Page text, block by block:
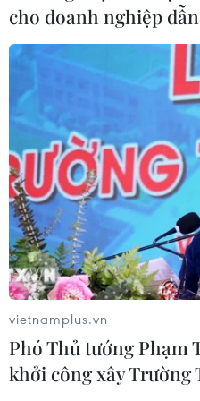
Hà Nội: 'Đánh thức' di sản
mở đường cho sáng tạo
06/08/2026 04:25
Quảng Trị bảo tồn di tích
mạch nước ngầm ở 14
Cồn Tiên
06/08/2026 03:01
Phát động Cuộc thi Sáng
06/08/2026 02:29
cho doanh nghiệp
vietnamplus.vn
Phó Thủ tướng Phạm
khởi công xây Trường